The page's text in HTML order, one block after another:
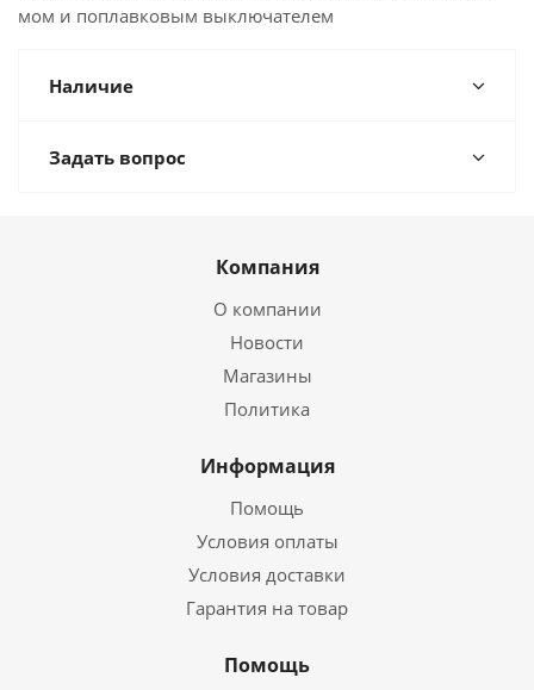
мом и поплавковым выключателем
Наличие
Задать вопрос
Компания
О компании
Новости
Магазины
Политика
Информация
Помощь
Условия оплаты
Условия доставки
Гарантия на товар
Помощь